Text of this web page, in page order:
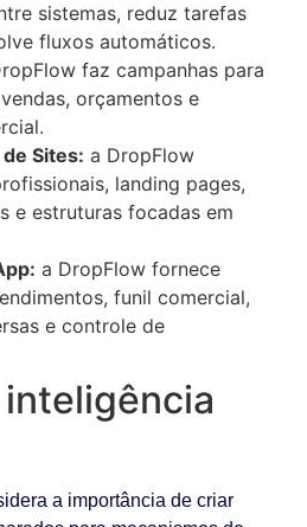
sistemas, reduz tarefas
fluxos automáticos.
faz campanhas para
orçamentos e
Sites: a DropFlow
landing pages,
e estruturas focadas em
a DropFlow fornece
funil comercial,
e controle de
inteligência
a importância de criar